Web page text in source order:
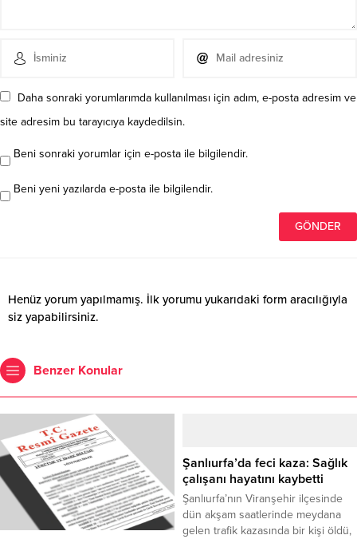
Daha sonraki yorumlarımda kullanılması için adım, e-posta adresim ve
site adresim bu tarayıcıya kaydedilsin.
Beni sonraki yorumlar için e-posta ile bilgilendir.
Beni yeni yazılarda e-posta ile bilgilendir.
Henüz yorum yapılmamış. İlk yorumu yukarıdaki form aracılığıyla
siz yapabilirsiniz.
Benzer Konular
Şanlıurfa’da feci kaza: Sağlık
çalışanı hayatını kaybetti
Şanlıurfa’nın Viranşehir ilçesinde
dün akşam saatlerinde meydana
gelen trafik kazasında bir kişi öldü,